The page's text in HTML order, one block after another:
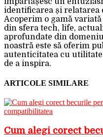
identificarea și relatarea
Acoperim o gamă
din sfera tech, life,
aprofundate din
noastră este să oferim
autenticitatea cu
de a inspira.
ARTICOLE SIMILARE
Cum alegi corect